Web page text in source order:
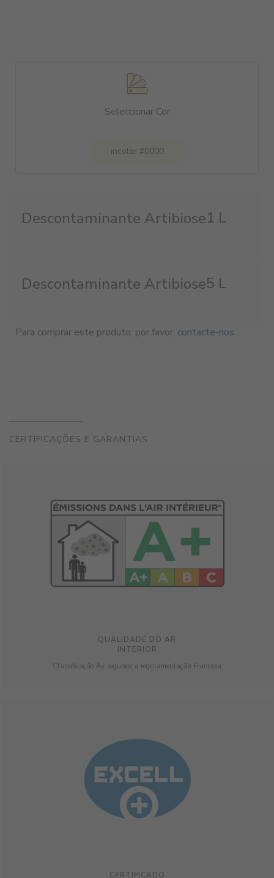
Seleccionar Cor
incolor #0000
Descontaminante Artibiose1 L
Descontaminante Artibiose5 L
Para comprar este produto, por favor, contacte-nos.
CERTIFICAÇÕES E GARANTIAS
QUALIDADE DO AR
INTERIOR
Classificação A+ segundo a regulamentação Francesa
CERTIFICADO